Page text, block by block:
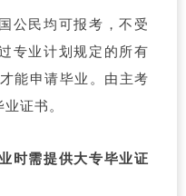
公民均可报考，不受
专业计划规定的所有
能申请毕业。由主考
证书。
时需提供大专毕业证